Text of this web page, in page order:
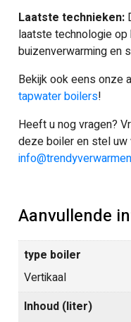
Laatste technieken:
laatste technologie
buizenverwarming en
Bekijk ook eens onze
tapwater boilers!
Heeft u nog vragen?
deze boiler en stel uw
Aanvullende
type boiler
Vertikaal
Inhoud (liter)